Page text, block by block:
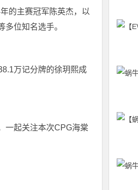
的主赛冠军陈英杰，以
位知名选手。
万记分牌的徐玥熙成
一起关注本次CPG海棠